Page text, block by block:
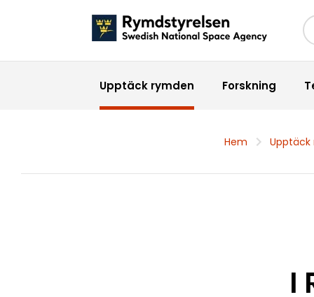
Upptäck rymden Forskning
Hem
I